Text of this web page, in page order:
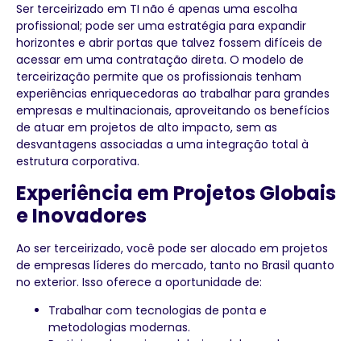
Ser terceirizado em TI não é apenas uma escolha
profissional; pode ser uma estratégia para expandir
horizontes e abrir portas que talvez fossem difíceis de
acessar em uma contratação direta. O modelo de
terceirização permite que os profissionais tenham
experiências enriquecedoras ao trabalhar para grandes
empresas e multinacionais, aproveitando os benefícios
de atuar em projetos de alto impacto, sem as
desvantagens associadas a uma integração total à
estrutura corporativa.
Experiência em Projetos Globais
e Inovadores
Ao ser terceirizado, você pode ser alocado em projetos
de empresas líderes do mercado, tanto no Brasil quanto
no exterior. Isso oferece a oportunidade de:
Trabalhar com tecnologias de ponta e
metodologias modernas.